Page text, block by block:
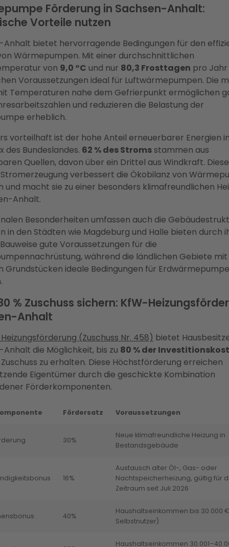
Förderung in Sachsen-Anhalt:
Vorteile nutzen
Anhalt bietet hervorragende Bedingungen für den
Wärmepumpen. Mit einer durchschnittlichen
von 9,0 °C und nur 80,3 Frosttagen pro Jahr
Voraussetzungen ideal für Luftwärmepumpen. Die
Temperaturen nahe dem Gefrierpunkt ermöglichen
und reduzieren die Belastung der
erheblich.
vorteilhaft ist der hohe Anteil erneuerbarer Energien
des Bundeslandes. 62 % des Stroms stammen aus
Quellen, davon über ein Drittel aus Windkraft. Diese
verbessert die Ökobilanz von
und macht sie zu einer besonders klimafreundlichen
Anhalt.
Besonderheiten umfassen auch die
in den Städten wie Magdeburg und Halle bieten durch
gute Voraussetzungen für die
während die ländlichen Gebiete
Grundstücken ideale Bedingungen für
% Zuschuss sichern: KfW-
Anhalt
(Zuschuss Nr. 458) bietet
Anhalt die Möglichkeit, bis zu 80 % der
zu erhalten. Diese Höchstförderung erreichen
Eigentümer durch die geschickte Kombination
Förderkomponenten.
Fördersatz Voraussetzungen
30%
Neue klimafreundliche Heizung in
Bestandsgebäude
16%
Austausch alter Öl-, Gas- oder
Nachtspeicherheizung, gültig für
Zeitraum seit Juli 2026
40%
Haushaltseinkommen bis 30.000
Selbstnutzer)
Haushaltseinkommen